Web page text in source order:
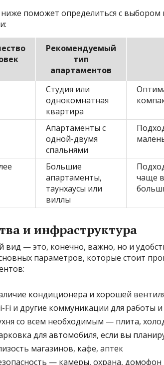
поможет определиться с выбором
Рекомендуемый
тип
апартаментов
Студия или
однокомнатная
квартира
Апартаменты с
одной-двумя
спальнями
Большие
апартаменты,
таунхаусы или
виллы
чаще
и инфраструктура
вид — это, конечно, важно, но и
параметров, которые стоит
кондиционера и хорошей
Fi и другие коммуникации для работы
со всем необходимым — плита,
для автомобиля, если вы
магазинов, кафе, аптек
— камеры, охрана, домофон